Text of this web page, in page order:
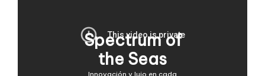
Spectrum of
the Seas
Innovación y lujo en cada